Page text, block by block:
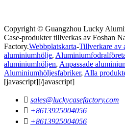
Copyright © Guangzhou Lucky
Case-produkter tillverkas av Foshan
Factory.Webbplatskarta-Tillverkare av
aluminiumhölje,
aluminiumhöljen, Anpassade
Aluminiumhöljesfabriker, Alla
[javascript][/javascript]
 sales@luckycasefactory.com
 +8613925004056
 +8613925004056